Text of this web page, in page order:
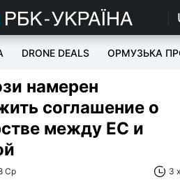
DRONE DEALS ОРМУЗЬКА
намерен
соглашение о
между ЕС и
Ср 3